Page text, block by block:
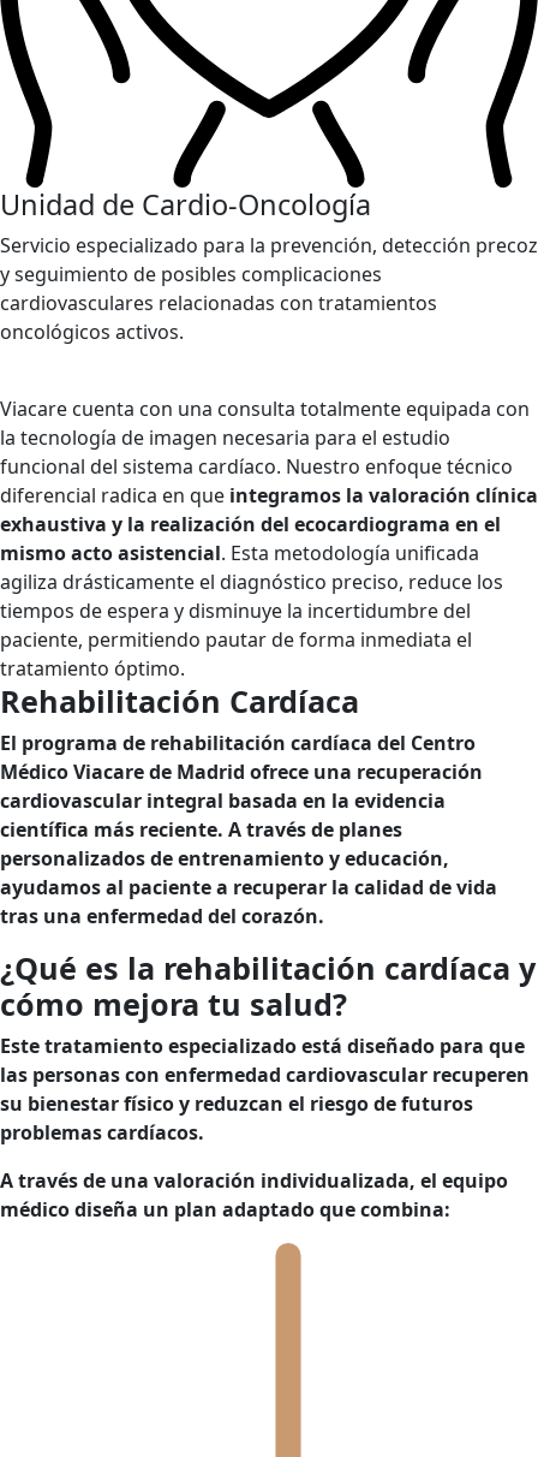
Unidad de Cardio-Oncología
Servicio especializado para la prevención, detección precoz
y seguimiento de posibles complicaciones
cardiovasculares relacionadas con tratamientos
oncológicos activos.
Viacare cuenta con una consulta totalmente equipada con
la tecnología de imagen necesaria para el estudio
funcional del sistema cardíaco. Nuestro enfoque técnico
diferencial radica en que integramos la valoración clínica
exhaustiva y la realización del ecocardiograma en el
mismo acto asistencial. Esta metodología unificada
agiliza drásticamente el diagnóstico preciso, reduce los
tiempos de espera y disminuye la incertidumbre del
paciente, permitiendo pautar de forma inmediata el
tratamiento óptimo.
Rehabilitación Cardíaca
El programa de rehabilitación cardíaca del Centro
Médico Viacare de Madrid ofrece una recuperación
cardiovascular integral basada en la evidencia
científica más reciente. A través de planes
personalizados de entrenamiento y educación,
ayudamos al paciente a recuperar la calidad de vida
tras una enfermedad del corazón.
¿Qué es la rehabilitación cardíaca y
cómo mejora tu salud?
Este tratamiento especializado está diseñado para que
las personas con enfermedad cardiovascular recuperen
su bienestar físico y reduzcan el riesgo de futuros
problemas cardíacos.
A través de una valoración individualizada, el equipo
médico diseña un plan adaptado que combina: